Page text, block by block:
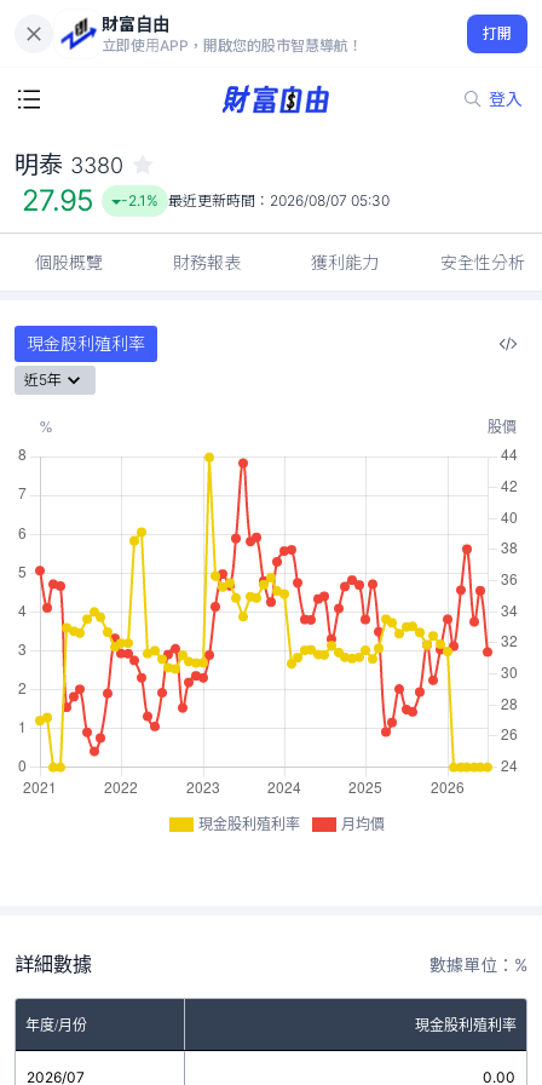
財富自由
立即使用APP，開啟您的股市智慧導航！
打開
登入
27.95
-2.1%
明泰 3380
27.95 -2.1% 最近更新時間： 2026/08/07 05:30
個股概覽 財務報表 獲利能力 安全性分析
現金股利殖利率
近5年
現金股利殖利率 月均價
詳細數據 數據單位：%
年度/月份 現金股利殖利率
2026/07 0.00